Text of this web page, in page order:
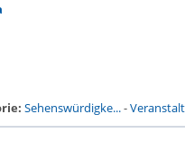
Sehenswürdigke...-